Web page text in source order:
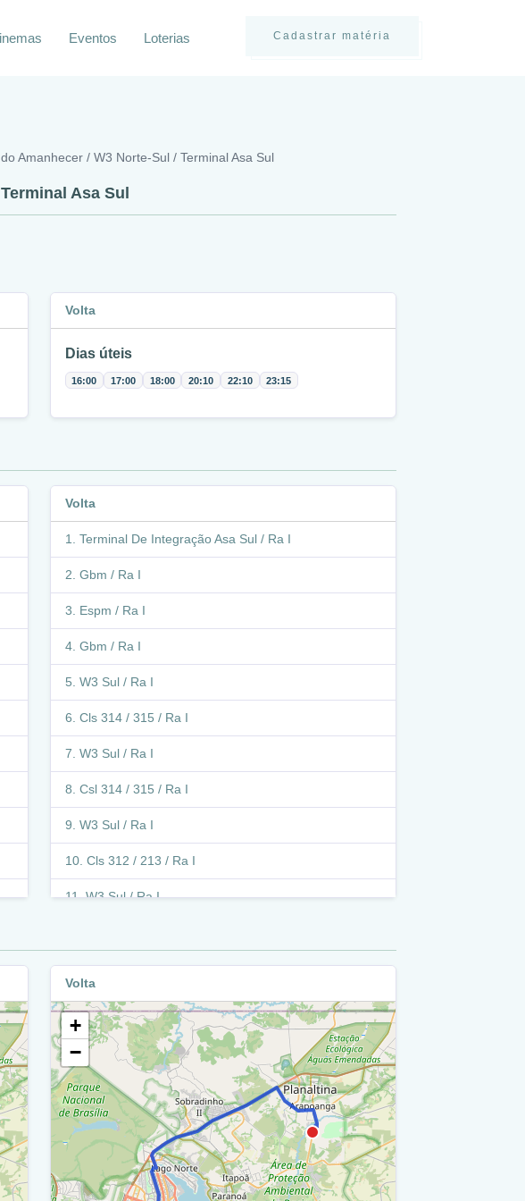
Cadastrar matéria
Eventos Loterias
Amanhecer / W3 Norte-Sul / Terminal Asa Sul
Asa Sul
Volta
Dias úteis
16:00 17:00 18:00 20:10 22:10 23:15
Volta
Terminal De Integração Asa Sul / Ra I
Gbm / Ra I
Espm / Ra I
Gbm / Ra I
W3 Sul / Ra I
Cls 314 / 315 / Ra I
W3 Sul / Ra I
Csl 314 / 315 / Ra I
W3 Sul / Ra I
Cls 312 / 213 / Ra I
W3 Sul / Ra I
W3 Sul / Ra I
Alça Entrequadra Sqs 305/306 Sul / Ra I
W3 Sul / Ra I
S3 / Ra I
W3 Sul / Ra I
Viaduto - Eixo Monumental (Viaduto W3 Sul/ Norte -
Eixo Monumental) / Ra I
Volta
+
−